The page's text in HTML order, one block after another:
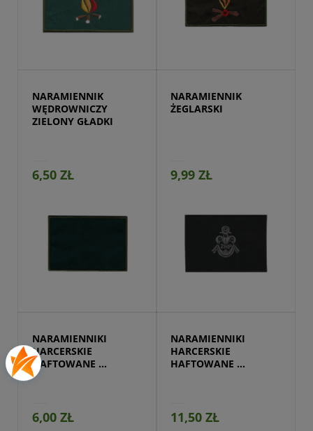
NARAMIENNIK
WĘDROWNICZY
ZIELONY GŁADKI
6,50 ZŁ
NARAMIENNIK
ŻEGLARSKI
9,99 ZŁ
NARAMIENNIKI
HARCERSKIE
HAFTOWANE
DWUKOLOROWE
6,00 ZŁ
NARAMIENNIKI
HARCERSKIE
HAFTOWANE
11,50 ZŁ